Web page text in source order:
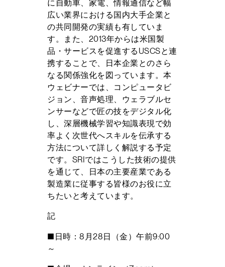
に自動車、家電、情報通信など幅
広い業界における国内大手企業と
の共同開発の実績も有していま
す。また、2013年からは米国製
品・サービスを促進するUSCSと連
携することで、日本企業とのさら
なる関係強化を図っています。本
ウェビナーでは、コンピュータビ
ジョン、音声処理、ウェラブルセ
ンサーなどで匠の技をデジタル化
し、深層機械学習や知識表現で効
率よく次世代へスキルを伝承する
方法について詳しく解説する予定
です。SRIではこうした技術の提供
を通じて、日本の主要産業である
製造業に従事する皆様のお役に立
ちたいと考えています。
記
■日時：8月28日（金）午前9:00
～